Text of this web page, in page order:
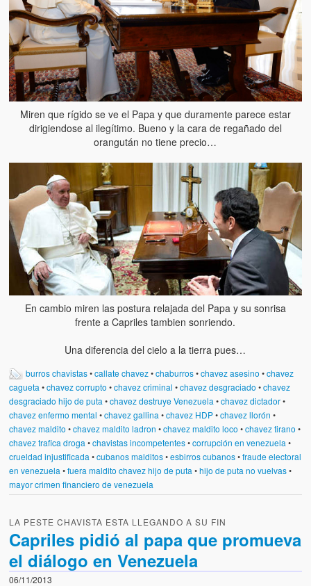
Miren que rígido se ve el Papa y que duramente parece estar
dirigiendose al ilegítimo. Bueno y la cara de regañado del
orangután no tiene precio…
En cambio miren las postura relajada del Papa y su sonrisa
frente a Capriles tambien sonriendo.
Una diferencia del cielo a la tierra pues…
burros chavistas•callate chavez•chaburros•chavez asesino •chavez
cagueta •chavez corrupto •chavez criminal •chavez desgraciado •chavez
desgraciado hijo de puta •chavez destruye Venezuela •chavez dictador•
chavez enfermo mental •chavez gallina •chavez HDP•chavez llorón •
chavez maldito •chavez maldito ladron •chavez maldito loco •chavez tirano •
chavez trafica droga •chavistas incompetentes•corrupción en venezuela •
crueldad injustificada •cubanos malditos•esbirros cubanos•fraude electoral
en venezuela •fuera maldito chavez hijo de puta •hijo de puta no vuelvas•
mayor crimen financiero de venezuela
LA PESTE CHAVISTA ESTA LLEGANDO A SU FIN
Capriles pidió al papa que promueva
el diálogo en Venezuela
06/11/2013